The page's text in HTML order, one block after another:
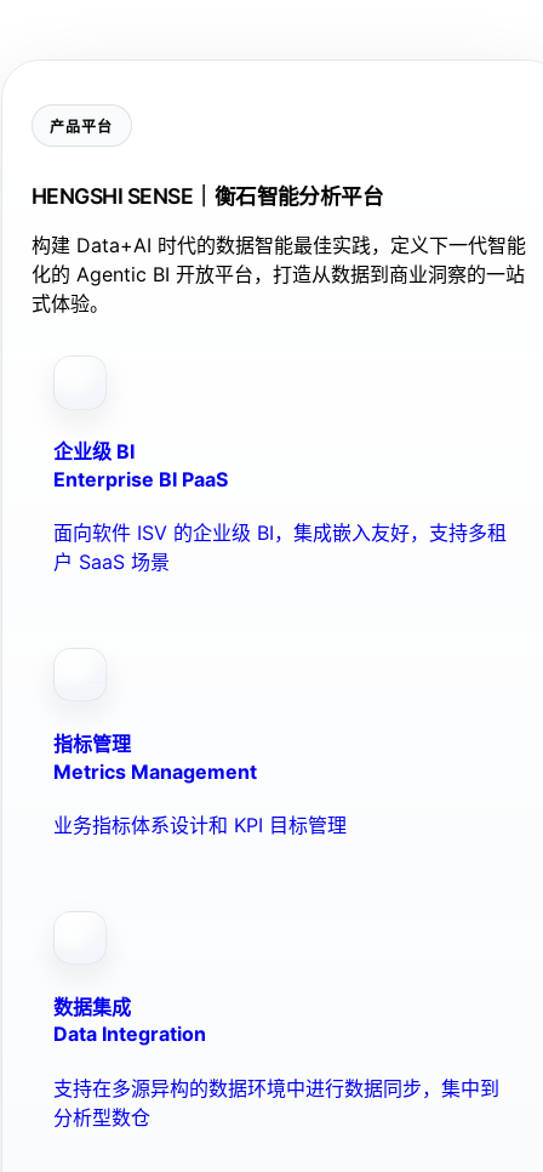
产品平台
HENGSHI SENSE｜衡石智能分析平台
构建 Data+AI 时代的数据智能最佳实践，定义下一代智能
化的 Agentic BI 开放平台，打造从数据到商业洞察的一站
式体验。
企业级 BI
Enterprise BI PaaS
面向软件 ISV 的企业级 BI，集成嵌入友好，支持多租
户 SaaS 场景
指标管理
Metrics Management
业务指标体系设计和 KPI 目标管理
数据集成
Data Integration
支持在多源异构的数据环境中进行数据同步，集中到
分析型数仓